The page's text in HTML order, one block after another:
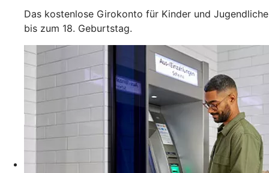
Das kostenlose Girokonto für Kinder und Jugendliche
bis zum 18. Geburtstag.